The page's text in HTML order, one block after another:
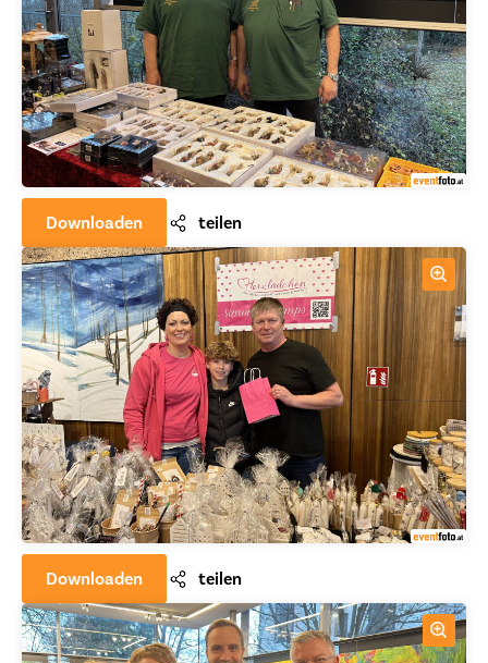
Downloaden teilen
Downloaden teilen